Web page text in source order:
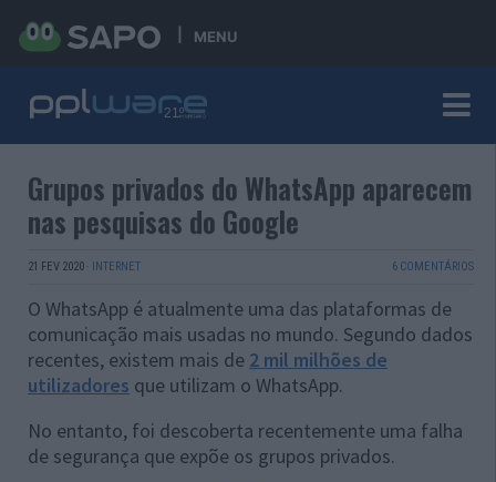
MENU
Grupos privados do WhatsApp aparecem
nas pesquisas do Google
21 FEV 2020 · INTERNET 6 COMENTÁRIOS
O WhatsApp é atualmente uma das plataformas de
comunicação mais usadas no mundo. Segundo dados
recentes, existem mais de 2 mil milhões de
utilizadores que utilizam o WhatsApp.
No entanto, foi descoberta recentemente uma falha
de segurança que expõe os grupos privados.